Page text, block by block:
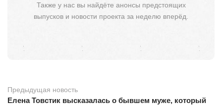
Также у нас вы найдёте анонсы предстоящих
выпусков и новости проекта за неделю вперёд.
Предыдущая новость
Елена Товстик высказалась о бывшем муже, который